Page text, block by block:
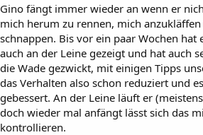
Gino fängt immer wieder an wenn er
mich herum zu rennen, mich
schnappen. Bis vor ein paar Wochen hat
auch an der Leine gezeigt und hat auch
die Wade gezwickt, mit einigen Tipps
das Verhalten also schon reduziert und
gebessert. An der Leine läuft er
doch wieder mal anfängt lässt sich das
kontrollieren.